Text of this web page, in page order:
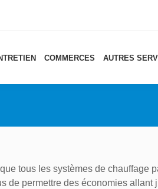
COMMERCES AUTRES
tous les systèmes de chauffage
permettre des économies allant